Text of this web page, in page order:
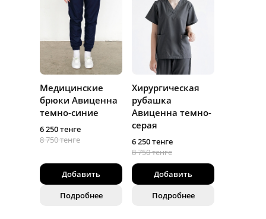
Медицинские
брюки Авиценна
темно-синие
6 250 тенге
8 750 тенге
Добавить
Подробнее
Хирургическая
рубашка
Авиценна темно-
серая
6 250 тенге
8 750 тенге
Добавить
Подробнее